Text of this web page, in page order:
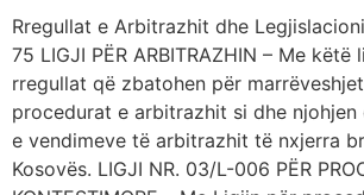
Rregullat e Arbitrazhit dhe
75 LIGJI PËR ARBITRAZHIN – Me
rregullat që zbatohen për
procedurat e arbitrazhit si dhe njohjen
e vendimeve të arbitrazhit të nxjerra
Kosovës. LIGJI NR. 03/L-006 PËR